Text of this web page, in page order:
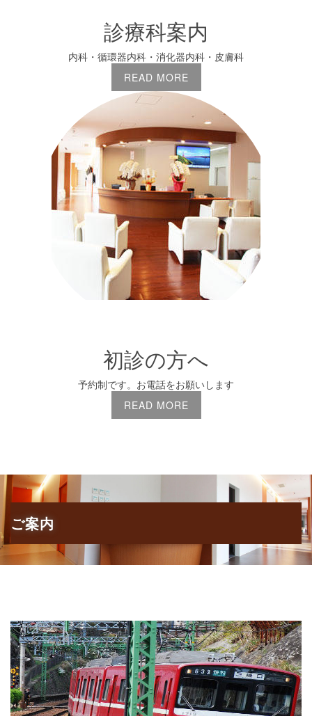
診療科案内
内科・循環器内科・消化器内科・皮膚科
READ MORE
初診の方へ
予約制です。お電話をお願いします
READ MORE
ご案内